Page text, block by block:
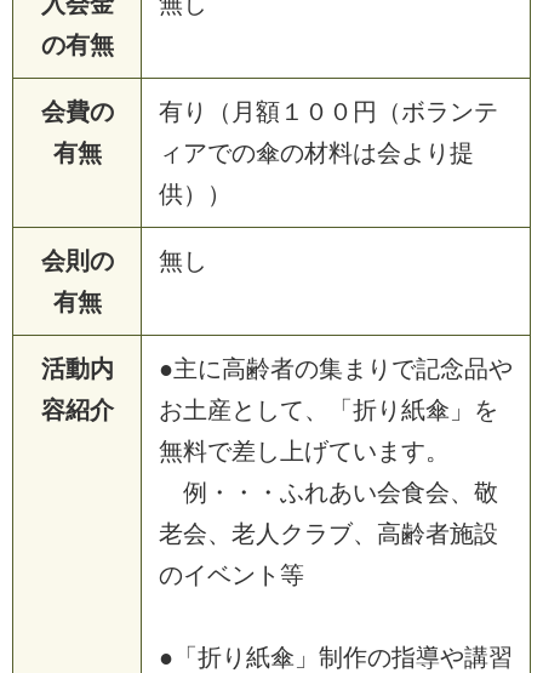
の有無
会費の
有無
有り（月額１００円（ボランテ
ィアでの傘の材料は会より提
供））
会則の
有無
無し
活動内
容紹介
●主に高齢者の集まりで記念品や
お土産として、「折り紙傘」を
無料で差し上げています。
例・・・ふれあい会食会、敬
老会、老人クラブ、高齢者施設
のイベント等
●「折り紙傘」制作の指導や講習